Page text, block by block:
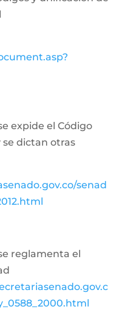
expide el Código
se dictan otras
senad
reglamenta el